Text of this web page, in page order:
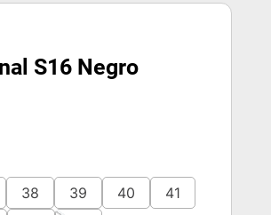
S16 Negro
38 39 40
41